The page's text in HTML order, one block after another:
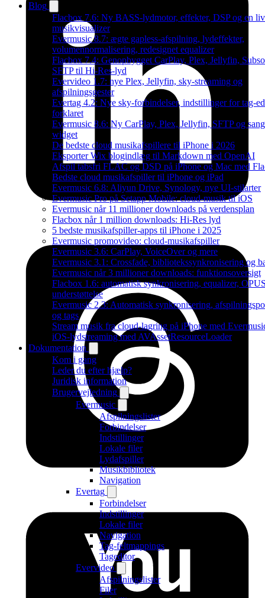
Blog
Flacbox 7.6: Ny BASS-lydmotor, effekter, DSP og en
musikvisualizer
Evermusic 8.7: ægte gapless-afspilning, lydeffekter,
volumennormalisering, redesignet equalizer
Flacbox 7.4: Genopbygget CarPlay, Plex, Jellyfin,
SFTP til Hi-Res-lyd
Evervideo 1.7: nye Plex, Jellyfin, sky-streaming og
afspilningsgester
Evertag 4.2: Nye sky-forbindelser, indstillinger for tag-
forklaret
Evermusic 8.6: Ny CarPlay, Plex, Jellyfin, SFTP og
widget
De bedste cloud musikafspillere til iPhone i 2026
Eksporter Wix blogindlæg til Markdown med OpenAI
Afspil tabsfri FLAC og DSD på iPhone og Mac med
Bedste cloud musikafspiller til iPhone og iPad
Evermusic 6.8: Aliyun Drive, Synology, nye UI-stilarter
Evermusic Pro på Setapp Mobile: cloud-musik til iOS
Evermusic når 11 millioner downloads på verdensplan
Flacbox når 1 million downloads: Hi-Res lyd
5 bedste musikafspiller-apps til iPhone i 2025
Evermusic promovideo: cloud-musikafspiller
Evermusic 3.6: CarPlay, VoiceOver og mere
Evermusic 3.1: Crossfade, bibliotekssynkronisering og
Evermusic når 3 millioner downloads: funktionsoversigt
Flacbox 1.6: automatisk synkronisering, equalizer,
understøttelse
Evermusic 2.3: Automatisk synkronisering,
og tags
Stream musik fra cloud-lagring på iPhone med
iOS-lydstreaming med AVAssetResourceLoader
Dokumentation
Kom i gang
Leder du efter hjælp?
Juridisk information
Brugervejledning
Evermusic
Afspilningslister
Forbindelser
Indstillinger
Lokale filer
Lydafspiller
Musikbibliotek
Navigation
Evertag
Forbindelser
Indstillinger
Lokale filer
Navigation
Tag-feltmappings
Tageditor
Evervideo
Afspilningslister
Filer